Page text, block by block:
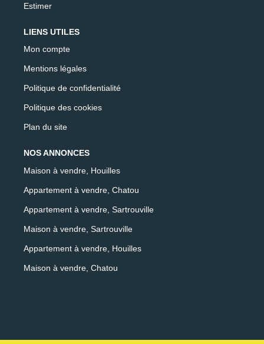
Estimer
LIENS UTILES
Mon compte
Mentions légales
Politique de confidentialité
Politique des cookies
Plan du site
NOS ANNONCES
Maison à vendre, Houilles
Appartement à vendre, Chatou
Appartement à vendre, Sartrouville
Maison à vendre, Sartrouville
Appartement à vendre, Houilles
Maison à vendre, Chatou